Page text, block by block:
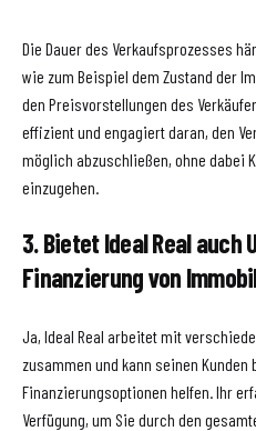
Die Dauer des Verkaufsprozesses
wie zum Beispiel dem Zustand der
den Preisvorstellungen des
effizient und engagiert daran, den
möglich abzuschließen, ohne dabei
einzugehen.
3. Bietet Ideal Real
Finanzierung von
Ja, Ideal Real arbeitet mit
zusammen und kann seinen
Finanzierungsoptionen helfen. Ihr
Verfügung, um Sie durch den